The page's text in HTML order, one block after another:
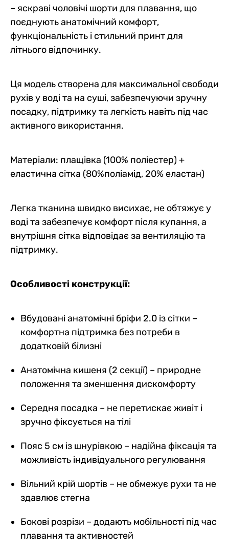
– яскраві чоловічі шорти для плавання, що
поєднують анатомічний комфорт,
функціональність і стильний принт для
літнього відпочинку.
Ця модель створена для максимальної свободи
рухів у воді та на суші, забезпечуючи зручну
посадку, підтримку та легкість навіть під час
активного використання.
Матеріали: плащівка (100% поліестер) +
еластична сітка (80%поліамід, 20% еластан)
Легка тканина швидко висихає, не обтяжує у
воді та забезпечує комфорт після купання, а
внутрішня сітка відповідає за вентиляцію та
підтримку.
Особливості конструкції:
Вбудовані анатомічні бріфи 2.0 із сітки –
комфортна підтримка без потреби в
додатковій білизні
Анатомічна кишеня (2 секції) – природне
положення та зменшення дискомфорту
Середня посадка – не перетискає живіт і
зручно фіксується на тілі
Пояс 5 см із шнурівкою – надійна фіксація та
можливість індивідуального регулювання
Вільний крій шортів – не обмежує рухи та не
здавлює стегна
Бокові розрізи – додають мобільності під час
плавання та активностей